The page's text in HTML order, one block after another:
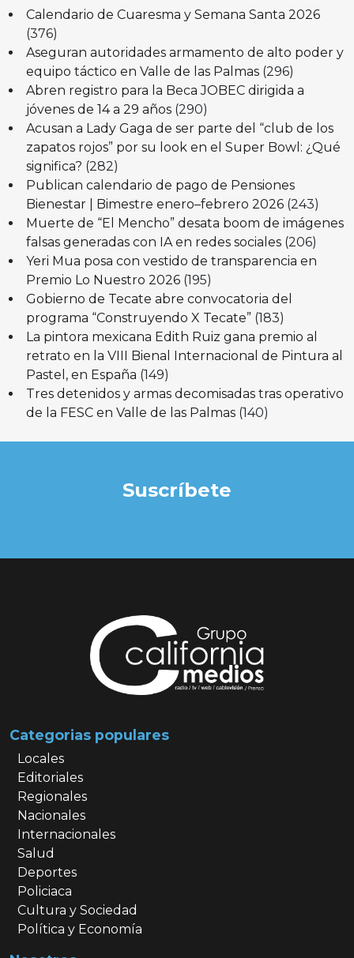
Calendario de Cuaresma y Semana Santa 2026
(376)
Aseguran autoridades armamento de alto poder y
equipo táctico en Valle de las Palmas (296)
Abren registro para la Beca JOBEC dirigida a
jóvenes de 14 a 29 años (290)
Acusan a Lady Gaga de ser parte del “club de los
zapatos rojos” por su look en el Super Bowl: ¿Qué
significa? (282)
Publican calendario de pago de Pensiones
Bienestar | Bimestre enero–febrero 2026 (243)
Muerte de “El Mencho” desata boom de imágenes
falsas generadas con IA en redes sociales (206)
Yeri Mua posa con vestido de transparencia en
Premio Lo Nuestro 2026 (195)
Gobierno de Tecate abre convocatoria del
programa “Construyendo X Tecate” (183)
La pintora mexicana Edith Ruiz gana premio al
retrato en la VIII Bienal Internacional de Pintura al
Pastel, en España (149)
Tres detenidos y armas decomisadas tras operativo
de la FESC en Valle de las Palmas (140)
Suscríbete
Categorias populares
Locales
Editoriales
Regionales
Nacionales
Internacionales
Salud
Deportes
Policiaca
Cultura y Sociedad
Política y Economía